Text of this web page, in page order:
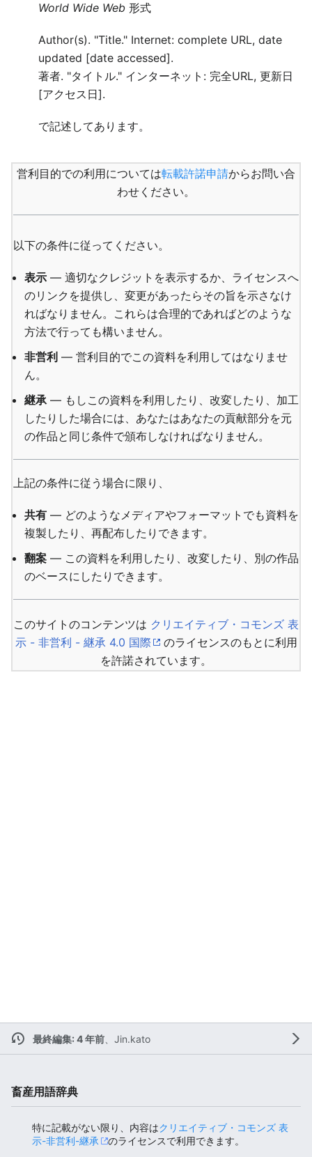
World Wide Web 形式
Author(s). "Title." Internet: complete URL, date
updated [date accessed].
著者. "タイトル." インターネット: 完全URL, 更新日
[アクセス日].
で記述してあります。
営利目的での利用については転載許諾申請からお問い合
わせください。
以下の条件に従ってください。
表示 — 適切なクレジットを表示するか、ライセンスへ
のリンクを提供し、変更があったらその旨を示さなけ
ればなりません。これらは合理的であればどのような
方法で行っても構いません。
非営利 — 営利目的でこの資料を利用してはなりませ
ん。
継承— もしこの資料を利用したり、改変したり、加工
したりした場合には、あなたはあなたの貢献部分を元
の作品と同じ条件で頒布しなければなりません。
上記の条件に従う場合に限り、
共有 — どのようなメディアやフォーマットでも資料を
複製したり、再配布したりできます。
翻案 — この資料を利用したり、改変したり、別の作品
のベースにしたりできます。
このサイトのコンテンツは クリエイティブ・コモンズ 表
示 - 非営利 - 継承 4.0 国際
のライセンスのもとに利用
を許諾されています。
最終編集: 4 年前、 Jin.kato
畜産用語辞典
特に記載がない限り、内容はクリエイティブ・コモンズ 表
示-非営利-継承
のライセンスで利用できます。